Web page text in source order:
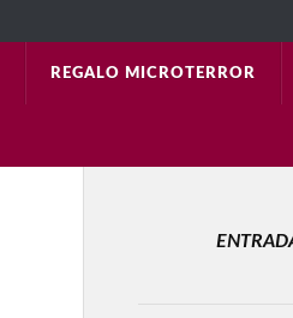
REGALO MICROTERROR